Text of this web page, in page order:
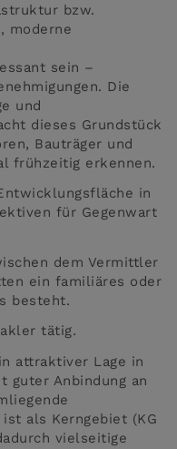
bzw.
moderne
sein –
Die
und
dieses Grundstück
Bauträger und
frühzeitig erkennen.
in
für Gegenwart
dem Vermittler
ein familiäres oder
besteht.
tätig.
attraktiver Lage in
guter Anbindung an
als Kerngebiet (KG
vielseitige